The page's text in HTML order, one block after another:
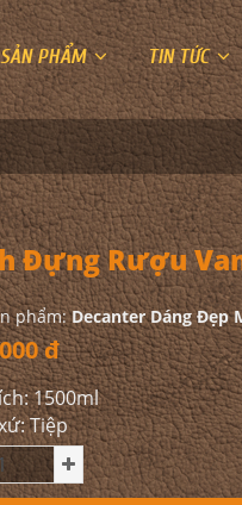
SẢN PHẨM TIN TỨC
Đựng Rượu
phẩm:Decanter Dáng Đẹp
đ
1500ml
Tiệp